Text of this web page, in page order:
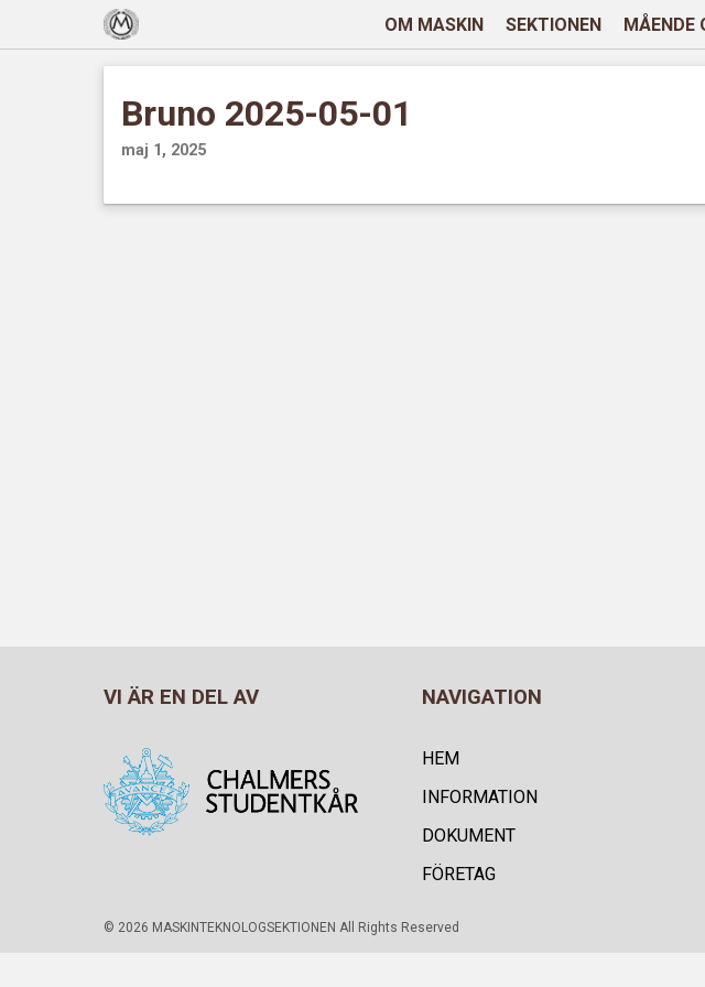
OM MASKIN SEKTIONEN MÅENDE
Bruno 2025-05-01
maj 1, 2025
VI ÄR EN DEL AV NAVIGATION
HEM
INFORMATION
DOKUMENT
FÖRETAG
© 2026 MASKINTEKNOLOGSEKTIONEN All Rights Reserved